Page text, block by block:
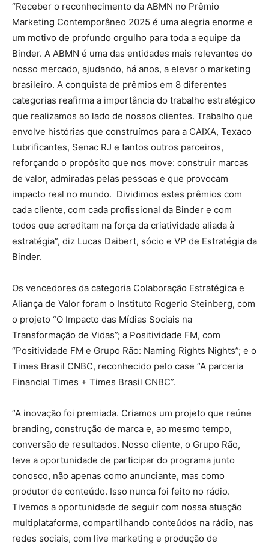
“Receber o reconhecimento da ABMN no Prêmio
Marketing Contemporâneo 2025 é uma alegria enorme e
um motivo de profundo orgulho para toda a equipe da
Binder. A ABMN é uma das entidades mais relevantes do
nosso mercado, ajudando, há anos, a elevar o marketing
brasileiro. A conquista de prêmios em 8 diferentes
categorias reafirma a importância do trabalho estratégico
que realizamos ao lado de nossos clientes. Trabalho que
envolve histórias que construímos para a CAIXA, Texaco
Lubrificantes, Senac RJ e tantos outros parceiros,
reforçando o propósito que nos move: construir marcas
de valor, admiradas pelas pessoas e que provocam
impacto real no mundo. Dividimos estes prêmios com
cada cliente, com cada profissional da Binder e com
todos que acreditam na força da criatividade aliada à
estratégia”, diz Lucas Daibert, sócio e VP de Estratégia da
Binder.
Os vencedores da categoria Colaboração Estratégica e
Aliança de Valor foram o Instituto Rogerio Steinberg, com
o projeto “O Impacto das Mídias Sociais na
Transformação de Vidas”; a Positividade FM, com
“Positividade FM e Grupo Rão: Naming Rights Nights”; e o
Times Brasil CNBC, reconhecido pelo case “A parceria
Financial Times + Times Brasil CNBC”.
“A inovação foi premiada. Criamos um projeto que reúne
branding, construção de marca e, ao mesmo tempo,
conversão de resultados. Nosso cliente, o Grupo Rão,
teve a oportunidade de participar do programa junto
conosco, não apenas como anunciante, mas como
produtor de conteúdo. Isso nunca foi feito no rádio.
Tivemos a oportunidade de seguir com nossa atuação
multiplataforma, compartilhando conteúdos na rádio, nas
redes sociais, com live marketing e produção de